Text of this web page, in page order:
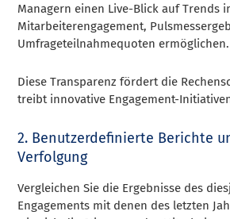
Managern einen Live-Blick auf Trends
Mitarbeiterengagement,
Umfrageteilnahmequoten ermöglichen.
Diese Transparenz fördert die
treibt innovative Engagement-
2. Benutzerdefinierte Berichte
Verfolgung
Vergleichen Sie die Ergebnisse des
Engagements mit denen des letzten